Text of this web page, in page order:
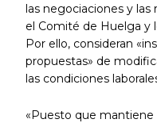
las negociaciones y las
el Comité de Huelga y
Por ello, consideran
propuestas» de
las condiciones
«Puesto que mantiene